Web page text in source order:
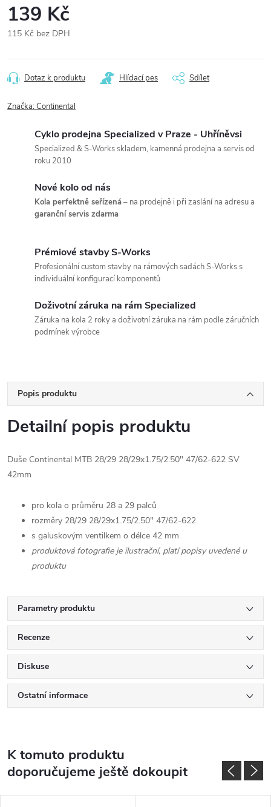
139 Kč
115 Kč bez DPH
cena:
Dotaz k produktu Hlídací pes Sdílet
Značka:Continental
Cyklo prodejna Specialized v Praze - Uhříněvsi
Specialized & S-Works skladem, kamenná prodejna a servis od
roku 2010
Nové kolo od nás
Kola perfektně seřízená– na prodejně i při zaslání na adresu a
garanční servis zdarma
Prémiové stavby S-Works
Profesionální custom stavby na rámových sadách S-Works s
individuální konfigurací komponentů
Doživotní záruka na rám Specialized
Záruka na kola 2 roky a doživotní záruka na rám podle záručních
podmínek výrobce
Popis produktu
Detailní popis produktu
Duše Continental MTB 28/29 28/29x1.75/2.50" 47/62-622 SV
42mm
pro kola o průměru 28 a 29 palců
rozměry 28/29 28/29x1.75/2.50" 47/62-622
s galuskovým ventilkem o délce 42 mm
produktová fotografie je ilustrační, platí popisy uvedené u
produktu
Parametry produktu
Recenze
Diskuse
Ostatní informace
K tomuto produktu
doporučujeme ještě dokoupit